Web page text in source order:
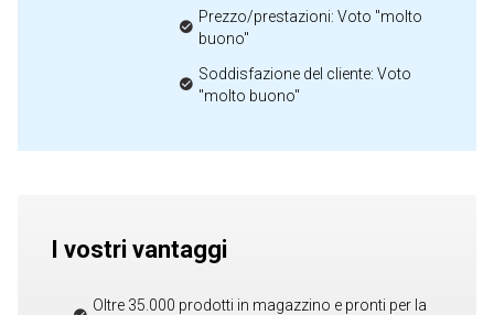
Prezzo/prestazioni: Voto "molto
buono"
Soddisfazione del cliente: Voto
"molto buono"
I vostri vantaggi
Oltre 35.000 prodotti in magazzino e pronti per la